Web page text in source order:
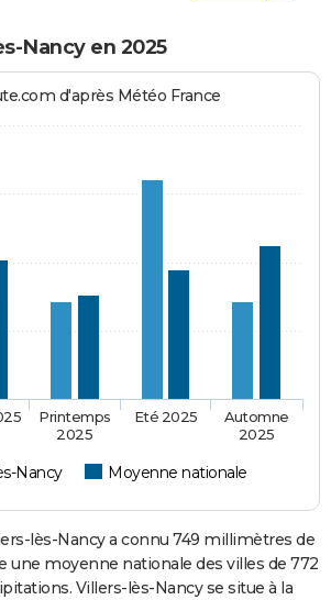
Nancy en 2025
d'après Météo France
Nancy Moyenne nationale
Printemps
2025
Eté 2025
Automne
2025
lès-Nancy a connu 749 millimètres de
une moyenne nationale des villes de 772
Villers-lès-Nancy se situe à la